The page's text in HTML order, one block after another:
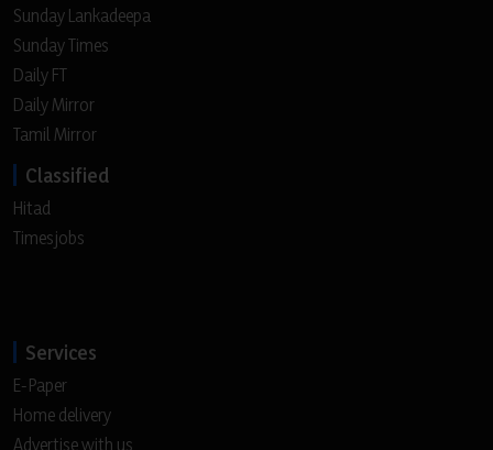
Sunday Lankadeepa
Sunday Times
Daily FT
Daily Mirror
Tamil Mirror
Classified
Hitad
Timesjobs
Services
E-Paper
Home delivery
Advertise with us